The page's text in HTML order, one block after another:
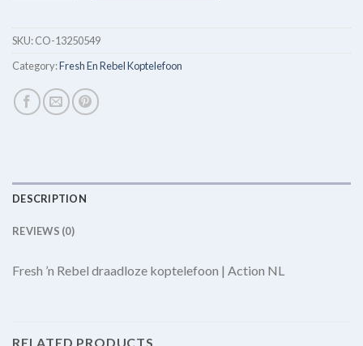
SKU:CO-13250549
Category:Fresh En Rebel Koptelefoon
DESCRIPTION
REVIEWS (0)
Fresh ’n Rebel draadloze koptelefoon | Action NL
RELATED PRODUCTS